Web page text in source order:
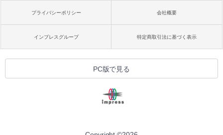
プライバシーポリシー 会社概要
インプレスグループ 特定商取引法に基づく表示
PC版で見る